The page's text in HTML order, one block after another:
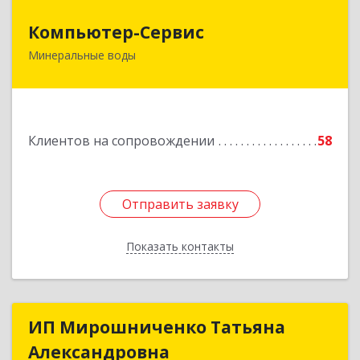
Компьютер-Сервис
Минеральные воды
Клиентов на сопровождении 58
Отправить заявку
Показать контакты
357202, Ставропольский край, Минеральные
Отправить заявку
Назад
ИП Мирошниченко Татьяна
Александровна
ИП Мирошниченко Татьяна